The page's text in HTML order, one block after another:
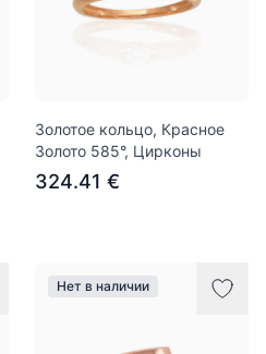
Золотое кольцо, Красное
Золото 585°, Цирконы
324.41 €
Нет в наличии